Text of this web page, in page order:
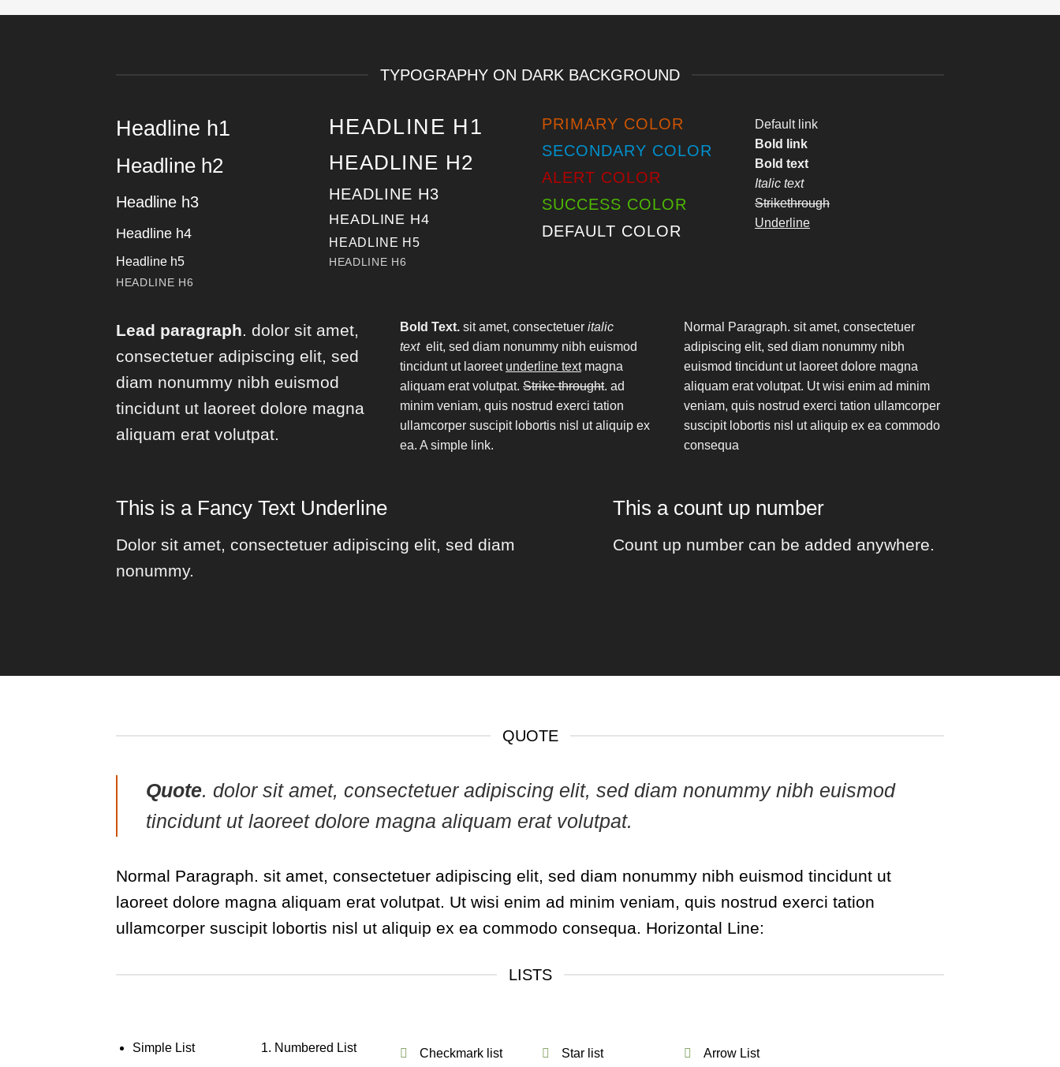
TYPOGRAPHY ON DARK BACKGROUND
Headline h1
Headline h2
Headline h3
Headline h4
Headline h5
HEADLINE H6
HEADLINE H1
HEADLINE H2
HEADLINE H3
HEADLINE H4
HEADLINE H5
HEADLINE H6
PRIMARY COLOR
SECONDARY COLOR
ALERT COLOR
SUCCESS COLOR
DEFAULT COLOR
Default link
Bold link
Bold text
Italic text
Strikethrough
Underline
Lead paragraph. dolor sit amet,
consectetuer adipiscing elit, sed
diam nonummy nibh euismod
tincidunt ut laoreet dolore magna
aliquam erat volutpat.
Bold Text. sit amet, consectetuer italic
text elit, sed diam nonummy nibh euismod
tincidunt ut laoreet underline textmagna
aliquam erat volutpat. Strike throught. ad
minim veniam, quis nostrud exerci tation
ullamcorper suscipit lobortis nisl ut aliquip ex
ea. A simple link.
Normal Paragraph. sit amet, consectetuer
adipiscing elit, sed diam nonummy nibh
euismod tincidunt ut laoreet dolore magna
aliquam erat volutpat. Ut wisi enim ad minim
veniam, quis nostrud exerci tation ullamcorper
suscipit lobortis nisl ut aliquip ex ea commodo
consequa
This is aFancy Text Underline
Dolor sit amet, consectetuer adipiscing elit, sed diam
nonummy.
This a count up number
Count up number can be added anywhere.
QUOTE
Quote. dolor sit amet, consectetuer adipiscing elit, sed diam nonummy nibh euismod
tincidunt ut laoreet dolore magna aliquam erat volutpat.
Normal Paragraph. sit amet, consectetuer adipiscing elit, sed diam nonummy nibh euismod tincidunt ut
laoreet dolore magna aliquam erat volutpat. Ut wisi enim ad minim veniam, quis nostrud exerci tation
ullamcorper suscipit lobortis nisl ut aliquip ex ea commodo consequa. Horizontal Line:
LISTS
Simple List Numbered List Checkmark list Star list Arrow List